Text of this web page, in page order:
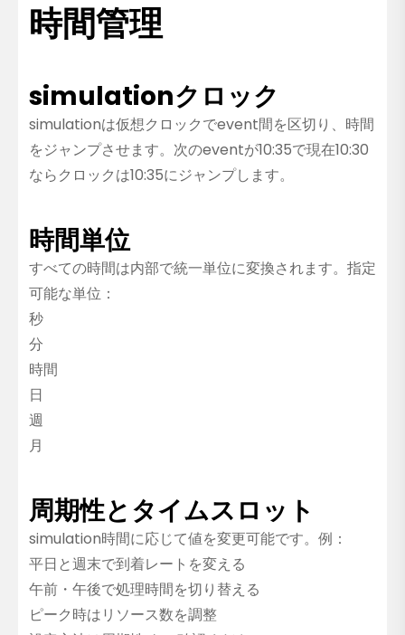
時間管理
simulationクロック
simulationは仮想クロックでevent間を区切り、時間
をジャンプさせます。次のeventが10:35で現在10:30
ならクロックは10:35にジャンプします。
時間単位
すべての時間は内部で統一単位に変換されます。指定
可能な単位：
秒
分
時間
日
週
月
周期性とタイムスロット
simulation時間に応じて値を変更可能です。例：
平日と週末で到着レートを変える
午前・午後で処理時間を切り替える
ピーク時はリソース数を調整